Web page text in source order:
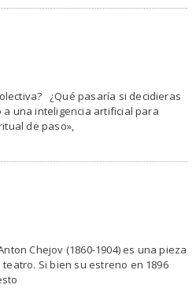
¿Qué pasaría si decidieras
una inteligencia artificial para
de paso»,
Chejov (1860-1904) es una pieza
Si bien su estreno en 1896